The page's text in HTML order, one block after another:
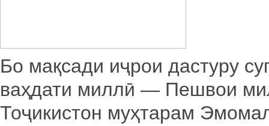
Бо мақсади иҷрои дастуру
ваҳдати миллӣ — Пешвои
Тоҷикистон муҳтарам